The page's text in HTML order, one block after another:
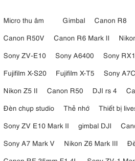
Micro thu âm Gimbal Canon R8
Canon R50V
Canon R6 Mark II
Sony ZV-E10
Sony A6400 Sony
Fujifilm X-S20
Fujifilm X-T5 Sony
Nikon Z5 II
Canon R50 DJI rs 4
Đèn chụp studio
Thẻ nhớ
Thiết bị
Sony ZV E10 Mark II
gimbal DJI
Sony A7 Mark V
Nikon Z6 Mark III